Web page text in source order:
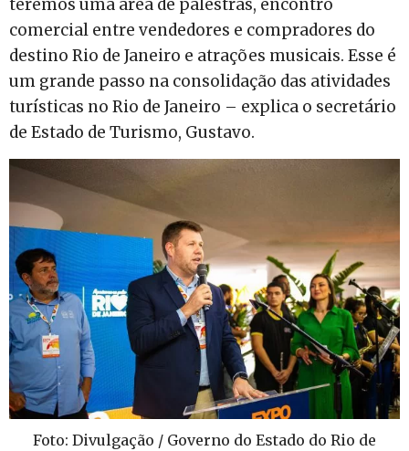
teremos uma área de palestras, encontro
comercial entre vendedores e compradores do
destino Rio de Janeiro e atrações musicais. Esse é
um grande passo na consolidação das atividades
turísticas no Rio de Janeiro – explica o secretário
de Estado de Turismo, Gustavo.
Foto: Divulgação / Governo do Estado do Rio de